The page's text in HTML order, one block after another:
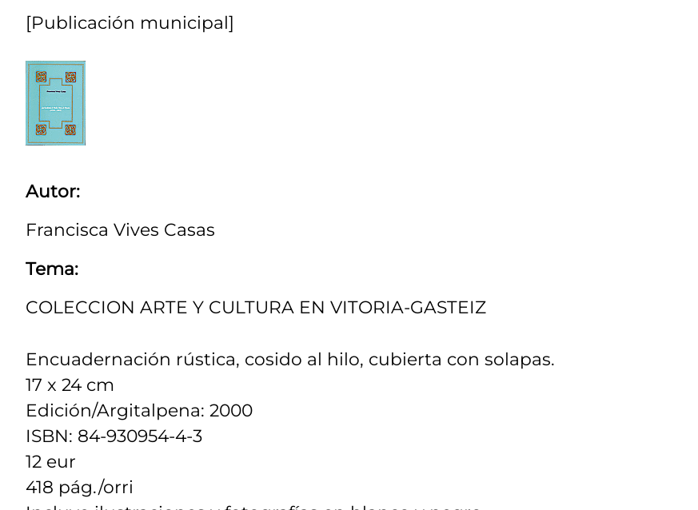
[Publicación municipal]
Autor:
Francisca Vives Casas
Tema:
COLECCION ARTE Y CULTURA EN VITORIA-GASTEIZ
Encuadernación rústica, cosido al hilo, cubierta con solapas.
17 x 24 cm
Edición/Argitalpena: 2000
ISBN: 84-930954-4-3
12 eur
418 pág./orri